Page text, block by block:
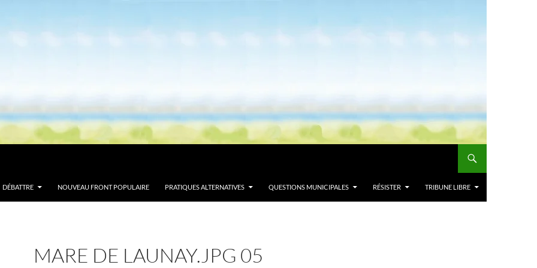
DÉBATTRE NOUVEAU FRONT POPULAIRE PRATIQUES ALTERNATIVES QUESTIONS MUNICIPALES RÉSISTER TRIBUNE LIBRE
MARE DE LAUNAY.JPG 05